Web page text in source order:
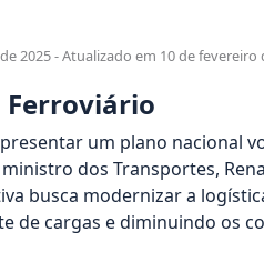
2025 - Atualizado em 10 de fevereiro
Ferroviário
um plano nacional
dos Transportes,
busca modernizar a
de cargas e diminuindo os